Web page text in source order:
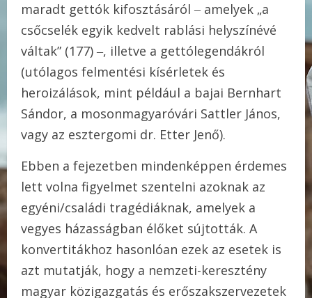
maradt gettók kifosztásáról ‒ amelyek „a
csőcselék egyik kedvelt rablási helyszínévé
váltak” (177) ‒, illetve a gettólegendákról
(utólagos felmentési kísérletek és
heroizálások, mint például a bajai Bernhart
Sándor, a mosonmagyaróvári Sattler János,
vagy az esztergomi dr. Etter Jenő).
Ebben a fejezetben mindenképpen érdemes
lett volna figyelmet szentelni azoknak az
egyéni/családi tragédiáknak, amelyek a
vegyes házasságban élőket sújtották. A
konvertitákhoz hasonlóan ezek az esetek is
azt mutatják, hogy a nemzeti-keresztény
magyar közigazgatás és erőszakszervezetek